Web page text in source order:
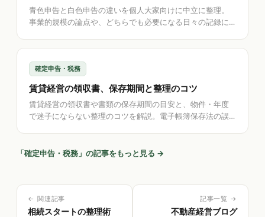
青色申告と白色申告の違いを個人大家向けに中立に整理。
事業的規模の論点や、どちらでも必要になる日々の記録に
確定申告・税務
賃貸経営の領収書、保存期間と整理のコツ
賃貸経営の領収書や書類の保存期間の目安と、物件・年度
で迷子にならない整理のコツを解説。電子帳簿保存法の誤
「確定申告・税務 」の記事をもっと見る →
← 関連記事
相続スタートの整理術
記事一覧 →
不動産経営ブログ